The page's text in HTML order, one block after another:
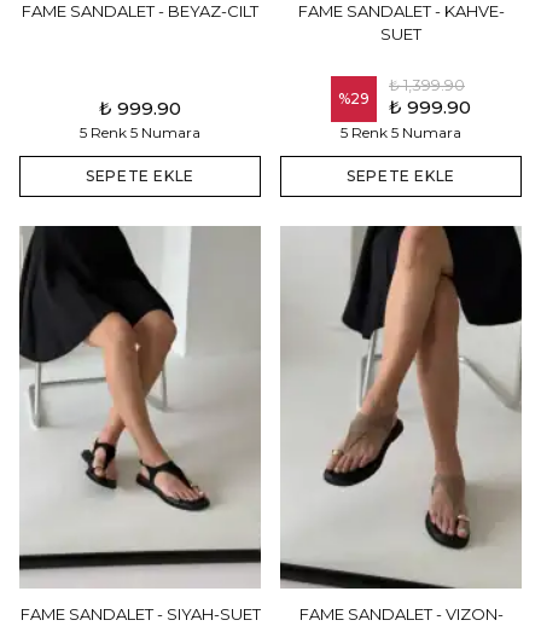
FAME SANDALET - BEYAZ-CILT
₺ 999.90
5 Renk 5 Numara
SEPETE EKLE
FAME SANDALET - KAHVE-
SUET
%29
₺ 1,399.90
₺ 999.90
5 Renk 5 Numara
SEPETE EKLE
FAME SANDALET - SIYAH-SUET
FAME SANDALET - VIZON-